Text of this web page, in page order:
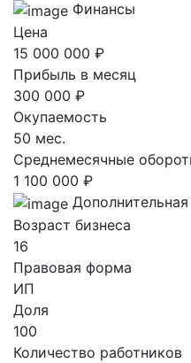
Финансы
Цена
15 000 000 ₽
Прибыль в месяц
300 000 ₽
Окупаемость
50 мес.
Среднемесячные
1 100 000 ₽
Возраст бизнеса
16
Правовая форма
ИП
Доля
100
Количество работников